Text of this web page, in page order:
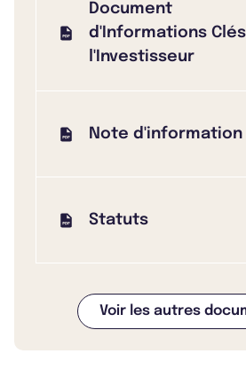
Document
d'Informations
l'Investisseur
Note d'information
Statuts
Voir les autres